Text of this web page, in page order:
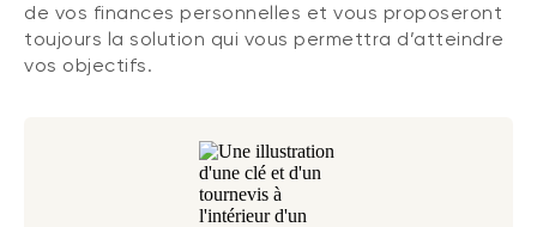
de vos finances personnelles et vous proposeront
toujours la solution qui vous permettra d’atteindre
vos objectifs.